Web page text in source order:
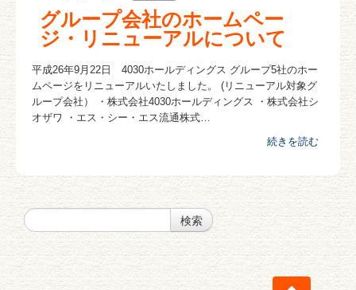
グループ会社のホームペー
ジ・リニューアルについて
平成26年9月22日 4030ホールディングス グループ5社のホー
ムページをリニューアルいたしました。 (リニューアル対象グ
ループ会社） ・株式会社4030ホールディングス ・株式会社シ
オザワ ・エス・シー・エス流通株式…
続きを読む